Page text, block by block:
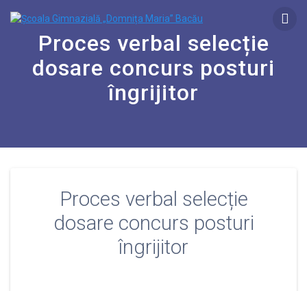
Proces verbal selecție
dosare concurs posturi
îngrijitor
Proces verbal selecție
dosare concurs posturi
îngrijitor